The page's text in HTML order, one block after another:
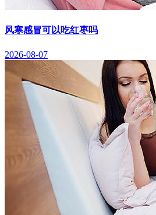
风寒感冒可以吃红枣吗
2026-08-07